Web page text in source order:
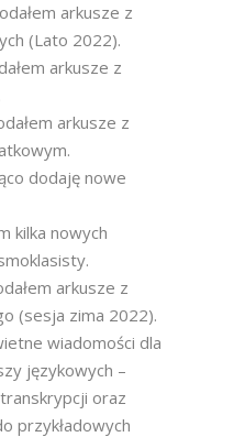
arkusze z
(Lato 2022).
arkusze z
arkusze z
dodaję nowe
kilka nowych
arkusze z
(sesja zima 2022).
wiadomości dla
językowych –
oraz
przykładowych